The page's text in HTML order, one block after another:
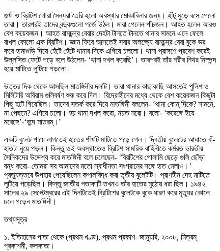
গুর্খা ও ব্রিটিশ গোরা সৈন্যরা তৈরি হলো অবস্থার মোকাবিলার জন্য। হাঁটু মুড়ে বসে গেলো
তারা। তারপরই তাদের বন্দুকগুলো গর্জে উঠল। মারা গেলেন পাঁচজন। আহত হলেন আরও
বেশ কয়েকজন। আহত রামচন্দ্র বেরার দেহটা টানতে টানতে থানার সামনে এনে ফেলে
রাখল কোলো এক ব্রিটিশ। জ্ঞান ফিরে আসতেই সবার অলক্ষ্যে রামচন্দ্র বেরা বুকে ভর
করে হামাগুড়ি দিয়ে হেঁটে হেঁটে থানার দিকে এগিয়ে চললো। থানা প্রাঙ্গণে প্রবেশ করেই
উল্লসিত ফেটে পড়ে বলে উঠলেন- ‘থানা দখল করেছি’। তারপরই তাঁর শরীর নিথর নিস্পন্দ
হয়ে মাটিতে লুটিয়ে পড়লো।
উত্তর দিক থেকে আসছিল মাতঙ্গিনীর দলটি। তারা থানার কাছাকাছি আসতেই পুলিশ ও
মিলিটারি অবিরাম গুলিবর্ষণ শুরু করে দিল। বিদ্রোহীদের মধ্যে থেকে বেশ কয়েকজন কিছুটা
পিছু হটে গিয়েছিল। তাদের সতর্ক করে দিয়ে মাতঙ্গিনী বললেন- ‘থানা কোন্ দিকে? সামনে,
না পেছনে? এগিয়ে চলো। হয় থানা দখল করো, নয়ত মরো। বলো- ‘করেঙ্গে ইয়ে
মরেঙ্গে’-‘বন্দে মাতরম্।’
একটি বুলেট পায়ে লাগতেই হাতের শাঁখটি মাটিতে পড়ে গেল। দ্বিতীয় বুলেটের আঘাতে বাঁ-
হাতটা নুয়ে পড়ল। কিন্তু ওই অবস্থাতেও ব্রিটিশ সামরিক বাহিনীতে কর্মরত ভারতীয়
সৈনিকদের উদ্দেশ্য করে মাতঙ্গিনী বলে চলেছেন- ‘ব্রিটিশের গোলামি ছেড়ে গুলি ছোঁড়া
বন্ধ করো- তোমরা সব আমাদের মতো স্বাধীনতা সংগ্রামের সঙ্গে হাত মেলাও।’
প্রত্যুত্তরে উপহার পেয়েছিলেন কপালবিদ্ধ করা তৃতীয় বুলেটটি। প্রাণহীন দেহ মাটিতে
লুটিয়ে পড়েছিল। কিন্তু জাতীয় পতাকাটি তখনও তাঁর হাতের মুঠোয় ধরা ছিল। ১৯৪২
সালের ২৯ সেপ্টেম্বরের এই দিনটিতেই ব্রিটিশের বুলেটকে বুকে ধারণ করে মৃত্যুর কোলে
ঢলে পড়েন মাতঙ্গিনী।
তথ্যসূত্র
১. ইতিহাসের পাতা থেকে (প্রথম খণ্ড), প্রথম প্রকাশ- জানুয়রি, ২০০৮, মিত্রম্
প্রকাশনী, কলকাতা।